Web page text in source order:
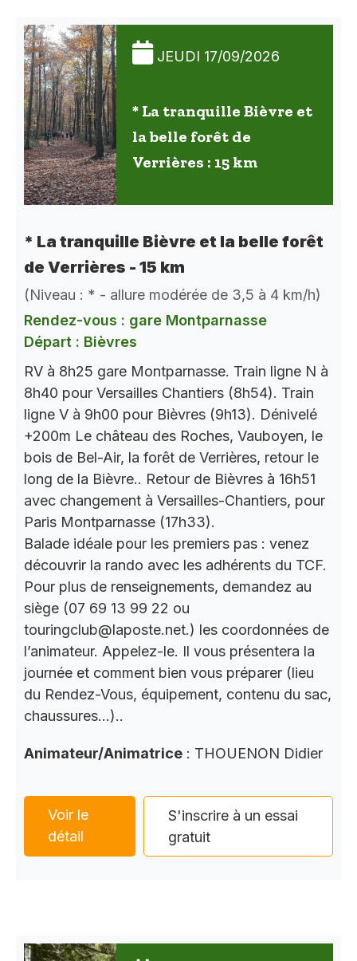
JEUDI 17/09/2026
* La tranquille Bièvre et
la belle forêt de
Verrières : 15 km
* La tranquille Bièvre et la belle forêt
de Verrières - 15 km
(Niveau : * - allure modérée de 3,5 à 4 km/h)
Rendez-vous : gare Montparnasse
Départ : Bièvres
RV à 8h25 gare Montparnasse. Train ligne N à
8h40 pour Versailles Chantiers (8h54). Train
ligne V à 9h00 pour Bièvres (9h13). Dénivelé
+200m Le château des Roches, Vauboyen, le
bois de Bel-Air, la forêt de Verrières, retour le
long de la Bièvre.. Retour de Bièvres à 16h51
avec changement à Versailles-Chantiers, pour
Paris Montparnasse (17h33).
Balade idéale pour les premiers pas : venez
découvrir la rando avec les adhérents du TCF.
Pour plus de renseignements, demandez au
siège (07 69 13 99 22 ou
touringclub@laposte.net.) les coordonnées de
l’animateur. Appelez-le. Il vous présentera la
journée et comment bien vous préparer (lieu
du Rendez-Vous, équipement, contenu du sac,
chaussures…)..
Animateur/Animatrice : THOUENON Didier
Voir le
détail
S'inscrire à un essai
gratuit